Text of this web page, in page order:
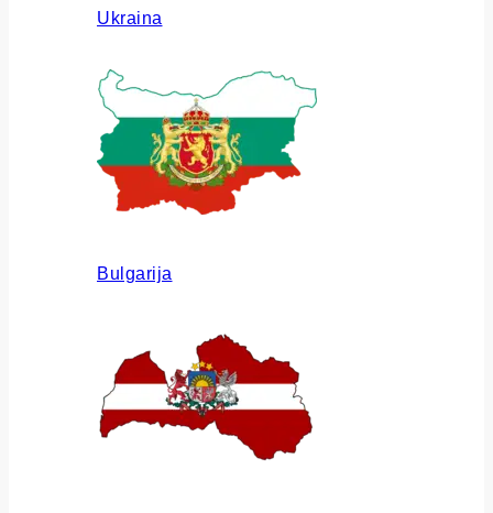
Ukraina
Bulgarija